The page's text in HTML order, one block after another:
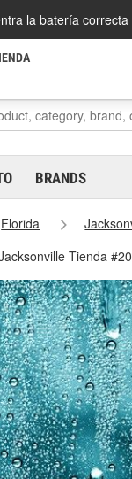
la batería
BRANDS
Florida
Tienda